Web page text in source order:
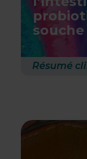
souche
Résumé